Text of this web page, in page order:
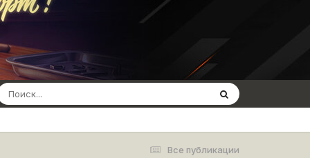
Все публикации